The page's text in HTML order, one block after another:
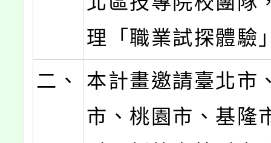
理「職業試探體驗
二、
本計畫邀請臺北市
市、桃園市、基隆